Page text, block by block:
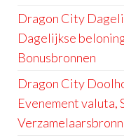
Dragon City
Dagelijkse
Bonusbronnen
Dragon City
Evenement valuta,